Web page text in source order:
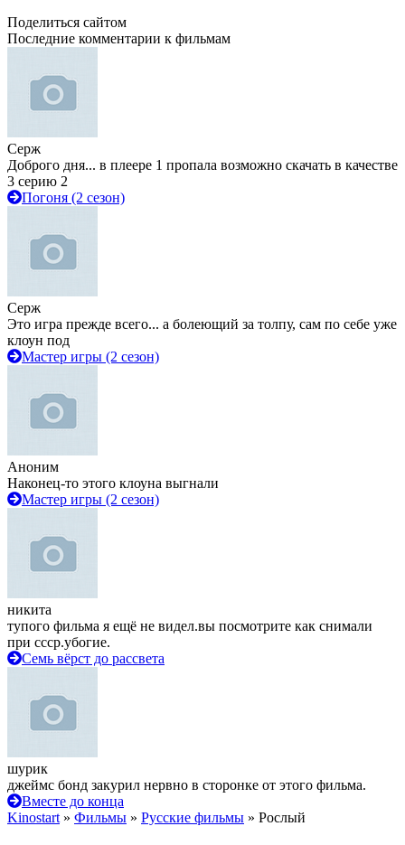
Поделиться сайтом
Последние комментарии к фильмам
Серж
Доброго дня... в плеере 1 пропала возможно скачать в качестве
3 серию 2
Погоня (2 сезон)
Серж
Это игра прежде всего... а болеющий за толпу, сам по себе уже
клоун под
Мастер игры (2 сезон)
Аноним
Наконец-то этого клоуна выгнали
Мастер игры (2 сезон)
никита
тупого фильма я ещё не видел.вы посмотрите как снимали
при ссср.убогие.
Семь вёрст до рассвета
шурик
джеймс бонд закурил нервно в сторонке от этого фильма.
Вместе до конца
Kinostart » Фильмы » Русские фильмы » Рослый